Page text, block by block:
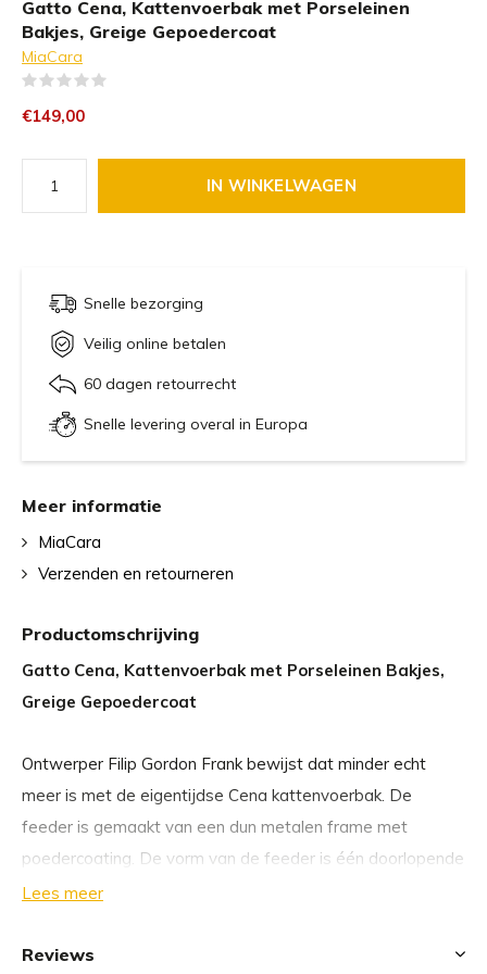
Gatto Cena, Kattenvoerbak met Porseleinen
Bakjes, Greige Gepoedercoat
MiaCara
€149,00
IN WINKELWAGEN
Snelle bezorging
Veilig online betalen
60 dagen retourrecht
Snelle levering overal in Europa
Productomschrijving
Gatto Cena, Kattenvoerbak met Porseleinen Bakjes,
Greige Gepoedercoat
Ontwerper Filip Gordon Frank bewijst dat minder echt
meer is met de eigentijdse Cena kattenvoerbak. De
feeder is gemaakt van een dun metalen frame met
poedercoating. De vorm van de feeder is één doorlopende
contour die de porseleinen schalen overeind houdt. Dit is
katteneigenaar.
Lees meer
Meer informatie
MiaCara
Verzenden en retourneren
Reviews